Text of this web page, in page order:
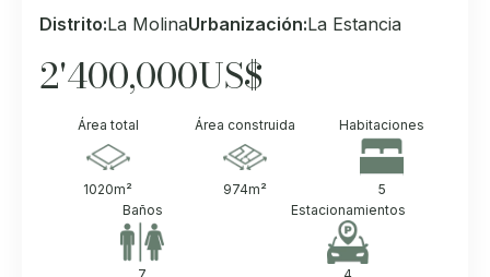
Distrito:La MolinaUrbanización:La Estancia
2'400,000US$
Área total
1020m²
Área construida
974m²
Habitaciones
5
Baños
Estacionamientos